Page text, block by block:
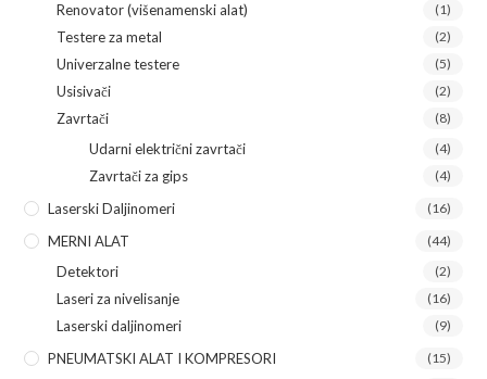
Renovator (višenamenski alat) (1)
Testere za metal (2)
Univerzalne testere (5)
Usisivači (2)
Zavrtači (8)
Udarni električni zavrtači (4)
Zavrtači za gips (4)
Laserski Daljinomeri (16)
MERNI ALAT (44)
Detektori (2)
Laseri za nivelisanje (16)
Laserski daljinomeri (9)
PNEUMATSKI ALAT I KOMPRESORI (15)